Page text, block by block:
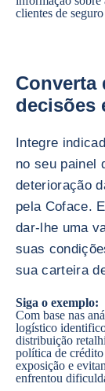
clientes de
Converta
decisões
Integre
no seu painel
deterioração
pela Coface.
dar-lhe uma
suas
sua carteira
Siga o exemplo:
Com base nas
logístico
distribuição
política de crédito
exposição e
enfrentou